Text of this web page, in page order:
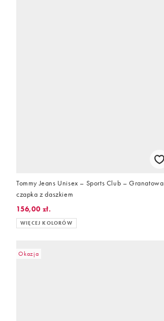
Tommy Jeans Unisex – Sports Club – Granatowa
czapka z daszkiem
156,00 zł.
WIĘCEJ KOLORÓW
Okazja